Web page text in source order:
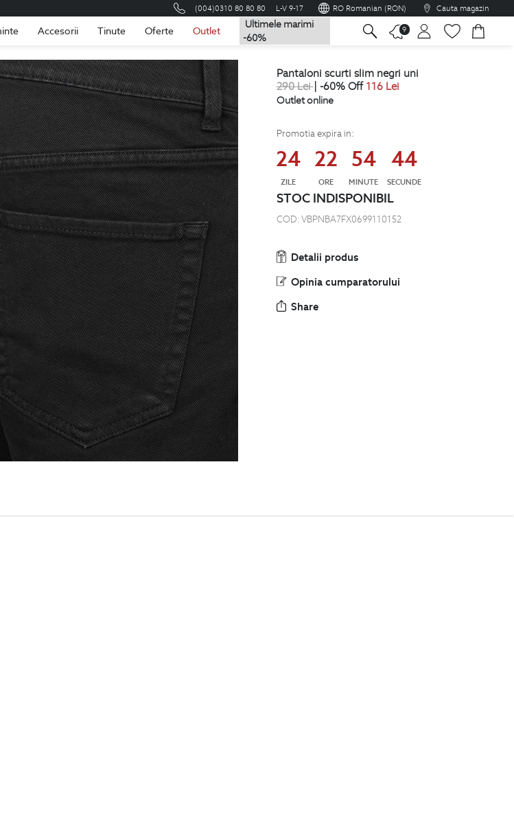
(004)0310 80 80 80 L-V 9-17 RO Romanian (RON) Cauta magazin
Accesorii Tinute Oferte Outlet
Ultimele marimi
-60%
9
Romania Romana
290Lei| -60% Off 116Lei
Outlet online
24 22 54 43
STOC INDISPONIBIL